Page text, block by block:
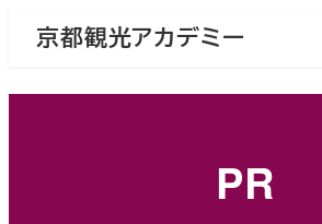
京都観光アカデミー
PR